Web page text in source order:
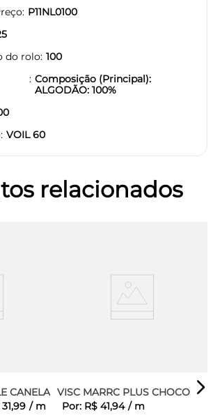
P11NL0100
do rolo 100
Composição (Principal):
ALGODÃO: 100%
VOIL 60
relacionados
CANELA
31,99 / m
VISC MARRC PLUS CHOCO
Por: R$ 41,94 / m